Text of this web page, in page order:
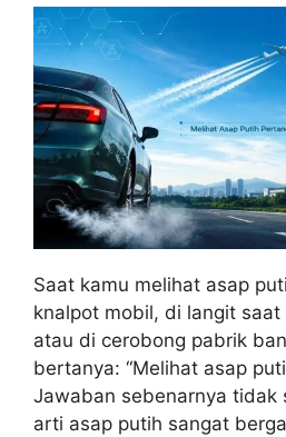
Saat kamu melihat asap
knalpot mobil, di langit
atau di cerobong pabrik
bertanya: “Melihat asap
Jawaban sebenarnya tidak
arti asap putih sangat